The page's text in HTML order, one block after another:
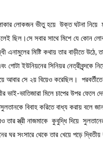
লোকজন ভীতু হয়ে উক্ত ঘটনা নিয়ে
ছিল।সে সবার সাথে মিশে যে কোন
মিষ্টি কথায় তার বাড়ীতে উঠে,
ইউনিয়নের সিনিয়র নেত্রীবৃন্দকে
আবার সে ২য় বিয়েও করেছিল।
ভাতিজারা মিলে চাপের উপর ফেলে
বিবাহ করিতে বাধ্য করায় বলে
স্ত্রী নাজমাকে কুবুদ্ধি দিয়ে
ঘর সংসারে থেকে তার খেয়ে পড়ে